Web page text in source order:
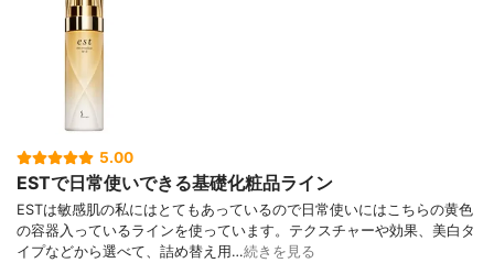
5.00
ESTで日常使いできる基礎化粧品ライン
ESTは敏感肌の私にはとてもあっているので日常使いにはこちらの黄色
の容器入っているラインを使っています。テクスチャーや効果、美白タ
イプなどから選べて、詰め替え用…続きを見る